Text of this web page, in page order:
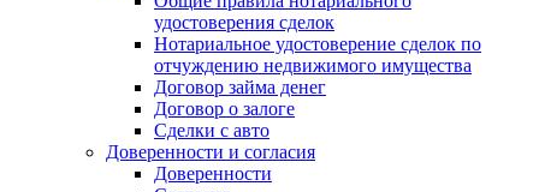
удостоверения сделок
Нотариальное удостоверение сделок по
отчуждению недвижимого имущества
Договор займа денег
Договор о залоге
Сделки с авто
Доверенности и согласия
Доверенности